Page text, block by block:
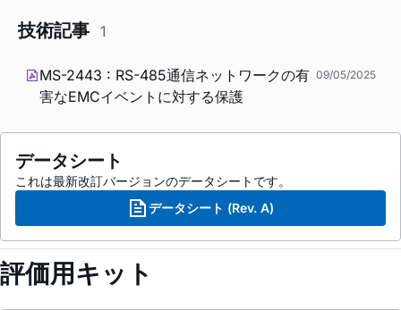
技術記事 1
MS-2443 : RS-485通信ネットワークの有
害なEMCイベントに対する保護
09/05/2025
データシート
これは最新改訂バージョンのデータシートです。
データシート (Rev. A)
評価用キット